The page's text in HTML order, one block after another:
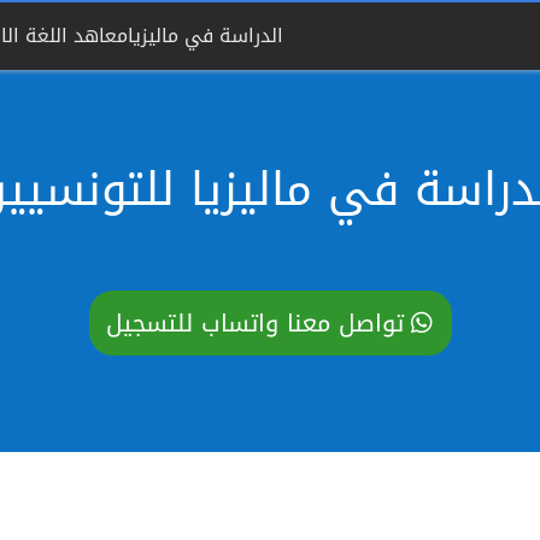
الدراسة في ماليزيامعاهد اللغة
في ماليزيا
تواصل معنا واتساب للتسجيل